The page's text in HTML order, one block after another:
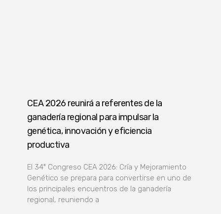
CEA 2026 reunirá a referentes de la
ganadería regional para impulsar la
genética, innovación y eficiencia
productiva
El 34º Congreso CEA 2026: Cría y Mejoramiento
Genético se prepara para convertirse en uno de
los principales encuentros de la ganadería
regional, reuniendo a